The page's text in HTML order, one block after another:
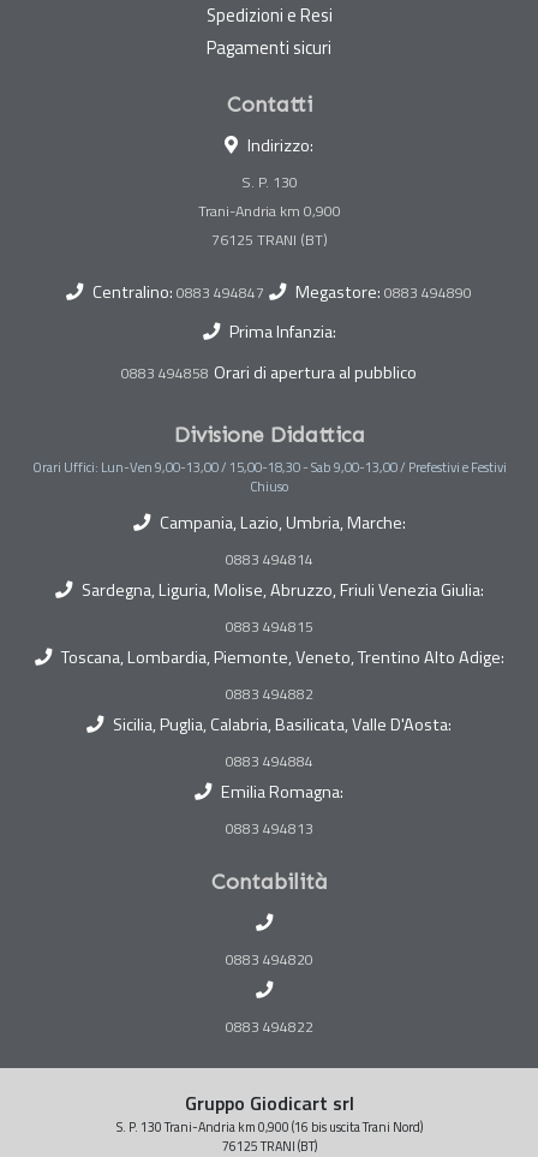
Spedizioni e Resi
Pagamenti sicuri
Contatti
Indirizzo:
S. P. 130
Trani-Andria km 0,900
Centralino: 0883 494847 Megastore: 0883 494890
Prima Infanzia:
0883 494858 Orari di apertura al pubblico
Divisione Didattica
Orari Uffici: Lun-Ven 9,00-13,00 / 15,00-18,30 - Sab 9,00-13,00 / Prefestivi e Festivi
Chiuso
Campania, Lazio, Umbria, Marche:
0883 494814
Sardegna, Liguria, Molise, Abruzzo, Friuli Venezia Giulia:
0883 494815
Toscana, Lombardia, Piemonte, Veneto, Trentino Alto Adige:
0883 494882
Sicilia, Puglia, Calabria, Basilicata, Valle D'Aosta:
0883 494884
Emilia Romagna:
0883 494813
Contabilità
0883 494820
0883 494822
Gruppo Giodicart srl
S. P. 130 Trani-Andria km 0,900 (16 bis uscita Trani Nord)
76125 TRANI (BT)